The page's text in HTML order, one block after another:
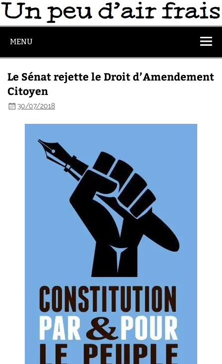
MENU
Le Sénat rejette le Droit d’Amendement
Citoyen
30/07/2018